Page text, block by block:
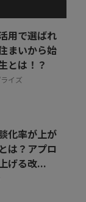
いて
す！
用で選ばれ
まいから始
とは！？
イズ
化率が上が
は？アプロ
げる改...